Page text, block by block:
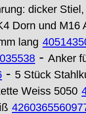
dicker
Dorn und M16
lang
- Anker
- 5 Stück
Weiss 5050